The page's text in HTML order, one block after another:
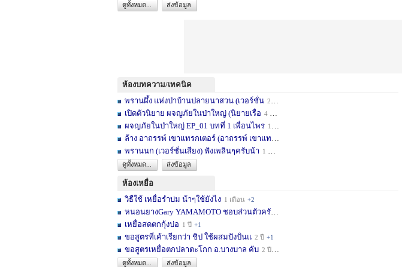
ดูทั้งหมด...
ส่งข้อมูล
ห้องบทความ/เทคนิค
พรานผึ้ง แห่งป่าบ้านปลายนาสวน (เวอร์ชั่น 2 เดือน
เปิดตัวนิยาย ผจญภัยในป่าใหญ่ (นิยายเรื่อ 4 เดือน
ผจญภัยในป่าใหญ่ EP_01 บทที่ 1 เพื่อนไพร 11 เดือน
ล้าง อาถรรพ์ เขาแทรกเตอร์ (อาถรรพ์ เขาแท
พรานนก (เวอร์ชั่นเสียง) ฟังเพลินๆครับน้า 1 ปี
ดูทั้งหมด...
ส่งข้อมูล
ห้องเหยื่อ
วิธืใช้ เหยื่อรำบ่ม น้าๆใช้ยังไง 1 เดือน +2
หนอนยางGary YAMAMOTO ชอบส่วนตัวครับ... เ
เหยื่อสดตกกุ้งบ่อ 1 ปี +1
ขอสูตรที่เค้าเรียกว่า ชิป ใช้ผสมปังปั่นแ 2 ปี +1
ขอสูตรเหยื่อตกปลาตะโกก อ.บางบาล คับ 2 ปี
ดูทั้งหมด...
ส่งข้อมูล